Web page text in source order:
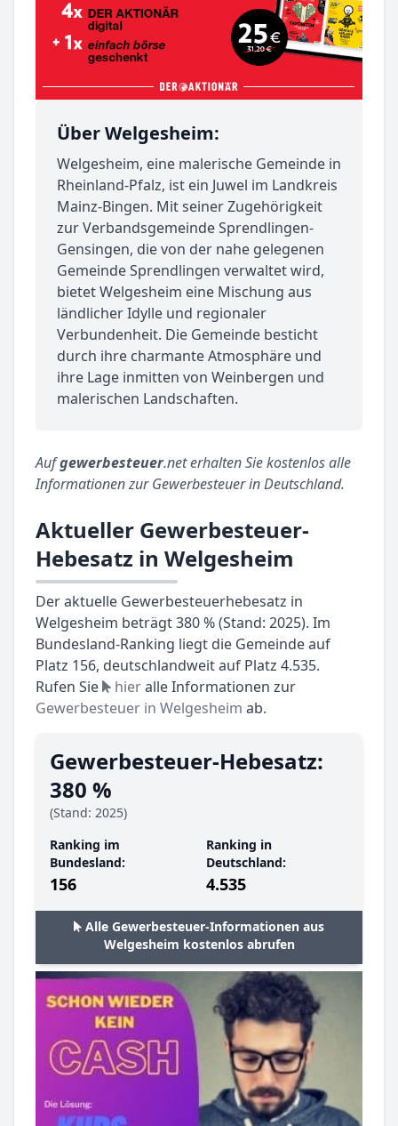
Über Welgesheim:
Welgesheim, eine malerische Gemeinde in
Rheinland-Pfalz, ist ein Juwel im Landkreis
Mainz-Bingen. Mit seiner Zugehörigkeit
zur Verbandsgemeinde Sprendlingen-
Gensingen, die von der nahe gelegenen
Gemeinde Sprendlingen verwaltet wird,
bietet Welgesheim eine Mischung aus
ländlicher Idylle und regionaler
Verbundenheit. Die Gemeinde besticht
durch ihre charmante Atmosphäre und
ihre Lage inmitten von Weinbergen und
malerischen Landschaften.
Aufgewerbesteuer.net erhalten Sie kostenlos alle
Informationen zur Gewerbesteuer in Deutschland.
Aktueller Gewerbesteuer-
Hebesatz in Welgesheim
Der aktuelle Gewerbesteuerhebesatz in
Welgesheim beträgt 380 % (Stand: 2025). Im
Bundesland-Ranking liegt die Gemeinde auf
Platz 156, deutschlandweit auf Platz 4.535.
Rufen Sie
hieralle Informationen zur
Gewerbesteuer in Welgesheim ab.
Gewerbesteuer-Hebesatz:
380 %
(Stand: 2025)
Ranking im
Bundesland:
156
Ranking in
Deutschland:
4.535
Alle Gewerbesteuer-Informationen aus
Welgesheim kostenlos abrufen